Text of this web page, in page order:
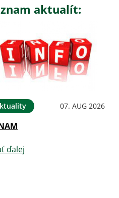
aktualít:
07. AUG 2026
ďalej